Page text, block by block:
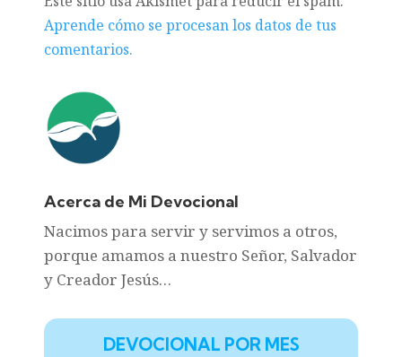
Aprende cómo se procesan los datos de tus
comentarios.
Acerca de Mi Devocional
Nacimos para servir y servimos a otros,
porque amamos a nuestro Señor, Salvador
y Creador Jesús…
DEVOCIONAL POR MES